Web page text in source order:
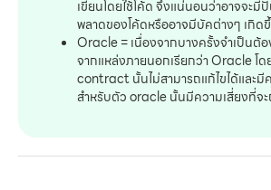
เขียนโดยใช้โค้ด จึงแน่นอนว่าอาจจะ
พลาดของโค้ดหรืออาจมีบัคต่างๆ เกิด
Oracle = เนื่องจากบางครั้งจำเป็นต้
จากแหล่งภายนอกเรียกว่า Oracle โ
contract นั้นไม่สามารถแก้ไขได้และ
สำหรับตัว oracle นั้นมีความเสี่ยงที่จ